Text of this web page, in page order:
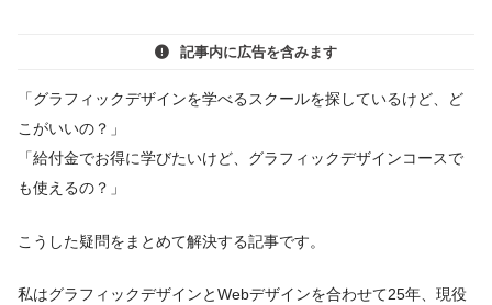
記事内に広告を含みます
「グラフィックデザインを学べるスクールを探しているけど、ど
こがいいの？」
「給付金でお得に学びたいけど、グラフィックデザインコースで
も使えるの？」
こうした疑問をまとめて解決する記事です。
私はグラフィックデザインとWebデザインを合わせて25年、現役